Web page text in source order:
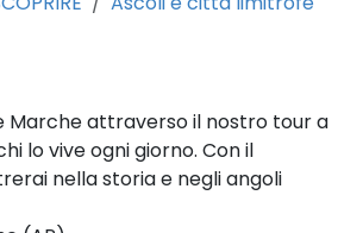
Marche attraverso il nostro tour a
lo vive ogni giorno. Con il
nella storia e negli angoli